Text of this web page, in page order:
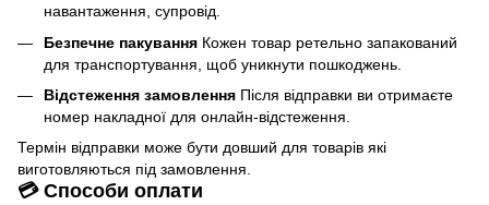
навантаження, супровід.
Безпечне пакування Кожен товар ретельно запакований
для транспортування, щоб уникнути пошкоджень.
Відстеження замовлення Після відправки ви отримаєте
номер накладної для онлайн-відстеження.
Термін відправки може бути довший для товарів які
виготовляються під замовлення.
💳 Способи оплати